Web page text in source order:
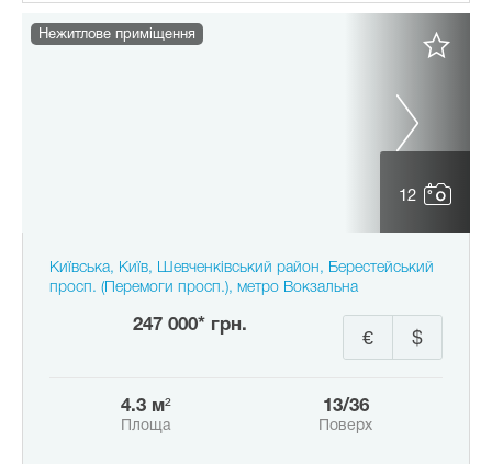
12
Нежитлове приміщення
Київська, Київ, Шевченківський район, Берестейський
просп. (Перемоги просп.), метро Вокзальна
247 000* грн.
$
€
4.3 м²
Площа
13/36
Поверх